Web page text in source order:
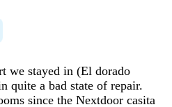
we stayed in (El dorado
quite a bad state of repair.
since the Nextdoor casita